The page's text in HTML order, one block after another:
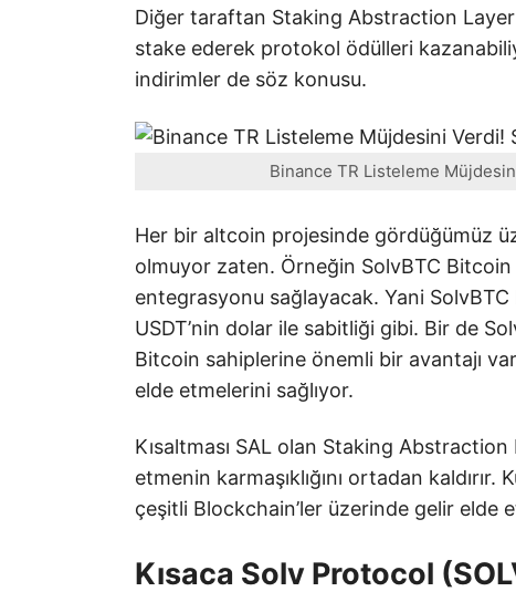
Diğer taraftan Staking Abstraction Layer
stake ederek protokol ödülleri
indirimler de söz konusu.
Binance TR Listeleme
Her bir altcoin projesinde gördüğümüz
olmuyor zaten. Örneğin SolvBTC
entegrasyonu sağlayacak. Yani
USDT’nin dolar ile sabitliği gibi. Bir de
Bitcoin sahiplerine önemli bir avantajı
elde etmelerini sağlıyor.
Kısaltması SAL olan Staking
etmenin karmaşıklığını ortadan
çeşitli Blockchain’ler üzerinde gelir elde
Kısaca Solv Protocol